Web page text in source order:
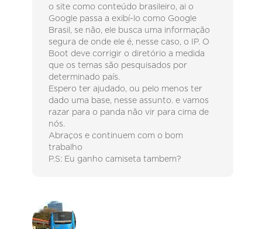
o site como conteúdo brasileiro, ai o
Google passa a exibí-lo como Google
Brasil, se não, ele busca uma informação
segura de onde ele é, nesse caso, o IP. O
Boot deve corrigir o diretório a medida
que os temas são pesquisados por
determinado país.
Espero ter ajudado, ou pelo menos ter
dado uma base, nesse assunto. e vamos
razar para o panda não vir para cima de
nós.
Abraços e continuem com o bom
trabalho
P.S: Eu ganho camiseta tambem?